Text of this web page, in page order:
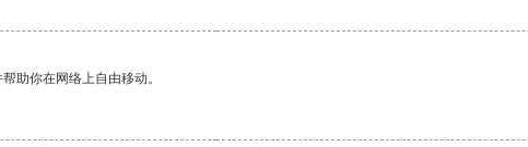
助你在网络上自由移动。